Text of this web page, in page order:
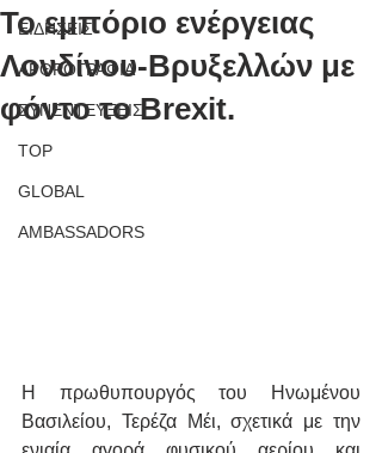
ΕΙΔΗΣΕΙΣ
ΑΡΘΡΟΓΡΑΦΙΑ
ΣΥΝΕΝΤΕΥΞΕΙΣ
TOP
GLOBAL
AMBASSADORS
Το εμπόριο ενέργειας
Λονδίνου-Βρυξελλών με
φόντο το Brexit.
Η πρωθυπουργός του Ηνωμένου
Βασιλείου, Τερέζα Μέι, σχετικά με την